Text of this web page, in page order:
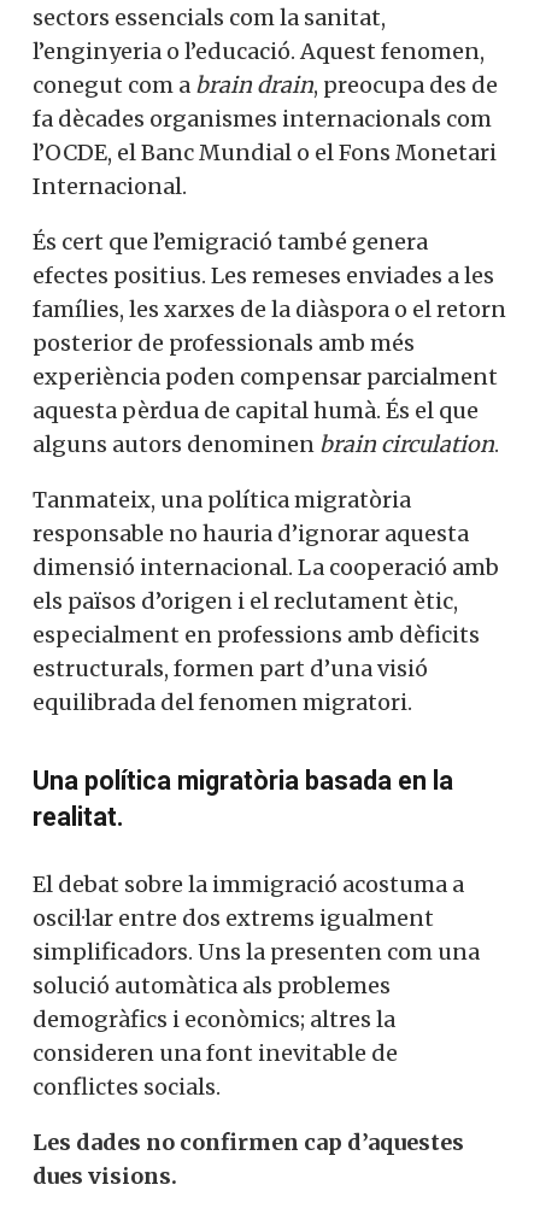
sectors essencials com la sanitat,
l’enginyeria o l’educació. Aquest fenomen,
conegut com a brain drain, preocupa des de
fa dècades organismes internacionals com
l’OCDE, el Banc Mundial o el Fons Monetari
Internacional.
És cert que l’emigració també genera
efectes positius. Les remeses enviades a les
famílies, les xarxes de la diàspora o el retorn
posterior de professionals amb més
experiència poden compensar parcialment
aquesta pèrdua de capital humà. És el que
alguns autors denominen brain circulation.
Tanmateix, una política migratòria
responsable no hauria d’ignorar aquesta
dimensió internacional. La cooperació amb
els països d’origen i el reclutament ètic,
especialment en professions amb dèficits
estructurals, formen part d’una visió
equilibrada del fenomen migratori.
Una política migratòria basada en la
realitat.
El debat sobre la immigració acostuma a
oscil·lar entre dos extrems igualment
simplificadors. Uns la presenten com una
solució automàtica als problemes
demogràfics i econòmics; altres la
consideren una font inevitable de
conflictes socials.
Les dades no confirmen cap d’aquestes
dues visions.